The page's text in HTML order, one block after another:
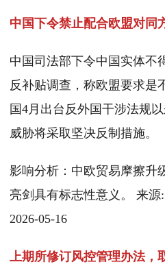
中国下令禁止配合欧盟对同
中国司法部下令中国实体不
反补贴调查，称欧盟要求是
国4月出台反外国干涉法规
威胁将采取坚决反制措施。
影响分析：中欧贸易摩擦升
亮剑具有标志性意义。 来源
2026-05-16
上期所修订风控管理办法，